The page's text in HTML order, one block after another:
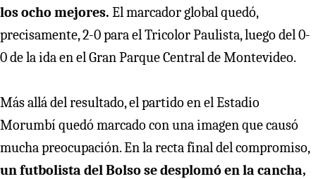
los ocho mejores. El marcador global quedó,
precisamente, 2-0 para el Tricolor Paulista, luego del 0-
0 de la ida en el Gran Parque Central de Montevideo.
Más allá del resultado, el partido en el Estadio
Morumbí quedó marcado con una imagen que causó
mucha preocupación. En la recta final del compromiso,
un futbolista del Bolso se desplomó en la cancha,